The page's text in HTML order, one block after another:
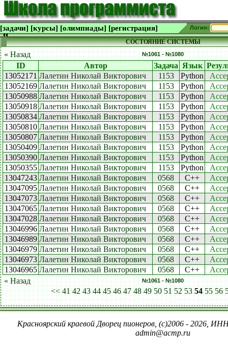
[задачи] [курсы] [олимпиады] [регистрация] Логин:
СОСТОЯНИЕ СИСТЕМЫ
« Назад №1061 - №1080
ID Автор Задача Язык
13052171 Лалетин Николай Викторович 1153 Python
13052169 Лалетин Николай Викторович 1153 Python
13050988 Лалетин Николай Викторович 1153 Python
13050918 Лалетин Николай Викторович 1153 Python
13050834 Лалетин Николай Викторович 1153 Python
13050810 Лалетин Николай Викторович 1153 Python
13050807 Лалетин Николай Викторович 1153 Python
13050409 Лалетин Николай Викторович 1153 Python
13050390 Лалетин Николай Викторович 1153 Python
13050355 Лалетин Николай Викторович 1153 Python
13047243 Лалетин Николай Викторович 0568 C++
13047095 Лалетин Николай Викторович 0568 C++
13047073 Лалетин Николай Викторович 0568 C++
13047065 Лалетин Николай Викторович 0568 C++
13047028 Лалетин Николай Викторович 0568 C++
13046996 Лалетин Николай Викторович 0568 C++
13046989 Лалетин Николай Викторович 0568 C++
13046979 Лалетин Николай Викторович 0568 C++
13046973 Лалетин Николай Викторович 0568 C++
13046965 Лалетин Николай Викторович 0568 C++
« Назад
№1061 - №1080
<< 41 42 43 44 45 46 47 48 49 50 51 52 53 54 55 56
Красноярский краевой Дворец пионеров, (c)2006 - 2026,
admin@acmp.ru